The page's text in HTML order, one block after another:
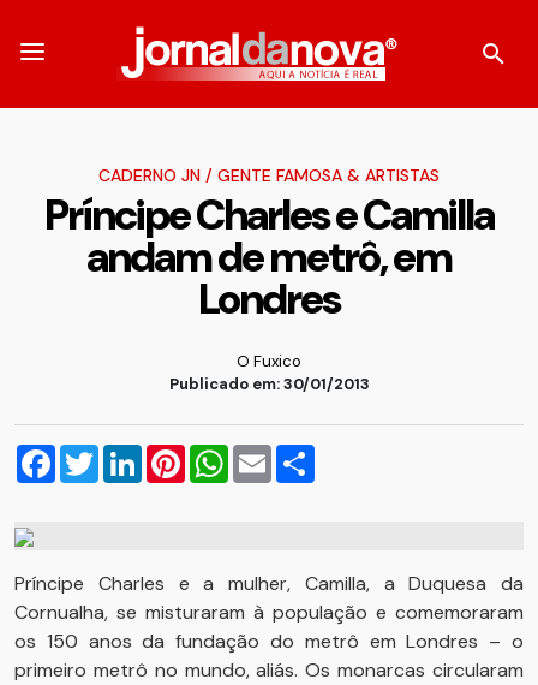
CADERNO JN / GENTE FAMOSA & ARTISTAS
Príncipe Charles e Camilla
andam de metrô, em
Londres
O Fuxico
Publicado em: 30/01/2013
Facebook
TwitterLinkedInPinterestWhatsApp
Email
Príncipe Charles e a mulher, Camilla, a Duquesa da
Cornualha, se misturaram à população e comemoraram
os 150 anos da fundação do metrô em Londres – o
primeiro metrô no mundo, aliás. Os monarcas circularam